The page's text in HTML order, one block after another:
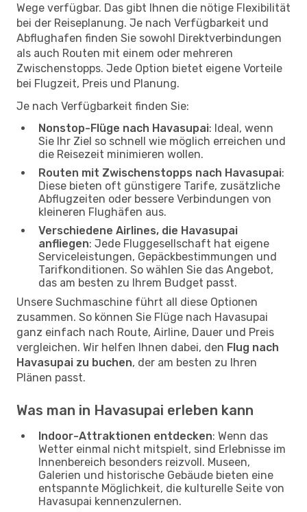
Wege verfügbar. Das gibt Ihnen die nötige Flexibilität
bei der Reiseplanung. Je nach Verfügbarkeit und
Abflughafen finden Sie sowohl Direktverbindungen
als auch Routen mit einem oder mehreren
Zwischenstopps. Jede Option bietet eigene Vorteile
bei Flugzeit, Preis und Planung.
Je nach Verfügbarkeit finden Sie:
Nonstop-Flüge nach Havasupai: Ideal, wenn
Sie Ihr Ziel so schnell wie möglich erreichen und
die Reisezeit minimieren wollen.
Routen mit Zwischenstopps nach Havasupai:
Diese bieten oft günstigere Tarife, zusätzliche
Abflugzeiten oder bessere Verbindungen von
kleineren Flughäfen aus.
Verschiedene Airlines, die Havasupai
anfliegen: Jede Fluggesellschaft hat eigene
Serviceleistungen, Gepäckbestimmungen und
Tarifkonditionen. So wählen Sie das Angebot,
das am besten zu Ihrem Budget passt.
Unsere Suchmaschine führt all diese Optionen
zusammen. So können Sie Flüge nach Havasupai
ganz einfach nach Route, Airline, Dauer und Preis
vergleichen. Wir helfen Ihnen dabei, den Flug nach
Havasupai zu buchen, der am besten zu Ihren
Plänen passt.
Was man in Havasupai erleben kann
Indoor-Attraktionen entdecken: Wenn das
Wetter einmal nicht mitspielt, sind Erlebnisse im
Innenbereich besonders reizvoll. Museen,
Galerien und historische Gebäude bieten eine
entspannte Möglichkeit, die kulturelle Seite von
Havasupai kennenzulernen.